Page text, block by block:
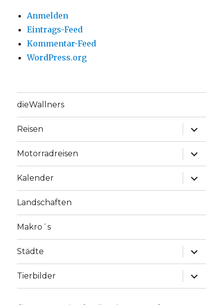
Anmelden
Eintrags-Feed
Kommentar-Feed
WordPress.org
dieWallners
Reisen
Motorradreisen
Kalender
Landschaften
Makro´s
Städte
Tierbilder